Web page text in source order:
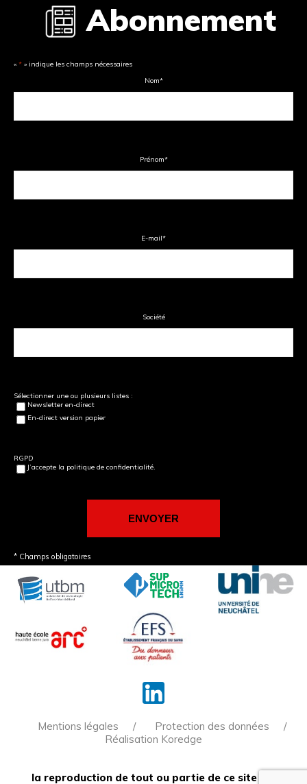
Abonnement
« * » indique les champs nécessaires
Nom*
Prénom*
E-mail*
Société
Sélectionner une ou plusieurs listes :
Newsletter en-direct
En-direct version papier
RGPD
J’accepte la politique de confidentialité.
* Champs obligatoires
Mentions légales
Protection des données
Réalisation Koredge
la reproduction de tout ou partie de ce site est